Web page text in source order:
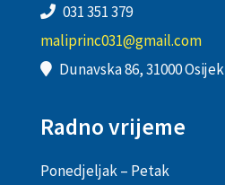
031 351 379
maliprinc031@gmail.com
Dunavska 86, 31000 Osijek
Radno vrijeme
Ponedjeljak – Petak